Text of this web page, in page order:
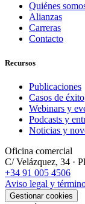
Quiénes
Alianzas
Carreras
Contacto
Recursos
Publicaciones
Casos de éxito
Webinars y
Podcasts y
Noticias y
Oficina comercial
C/ Velázquez, 34 ·
+34 91 005 4506
Aviso legal y
Gestionar cookies